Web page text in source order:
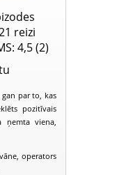
reizi
: 4,5 (2)
par to, kas
pozitīvais
ņemta viena,
operators